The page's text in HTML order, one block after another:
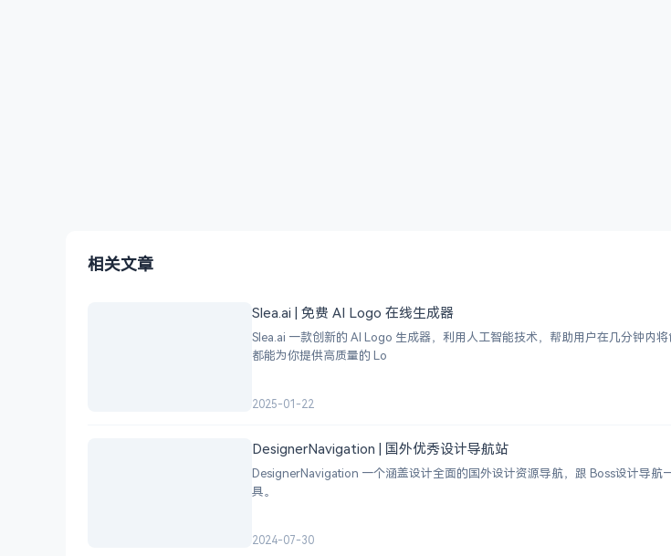
相关文章
Slea.ai | 免费 AI Logo 在线生成器
Slea.ai 一款创新的 AI Logo 生成器，利用人工智能技术，帮助用户在几分钟内
都能为你提供高质量的 Lo
2025-01-22
DesignerNavigation | 国外优秀设计导航站
DesignerNavigation 一个涵盖设计全面的国外设计资源导航，跟 Boss设计导
具。
2024-07-30